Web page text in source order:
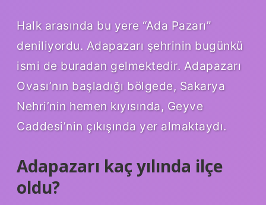
Halk arasında bu yere “Ada Pazarı”
deniliyordu. Adapazarı şehrinin bugünkü
ismi de buradan gelmektedir. Adapazarı
Ovası’nın başladığı bölgede, Sakarya
Nehri’nin hemen kıyısında, Geyve
Caddesi’nin çıkışında yer almaktaydı.
Adapazarı kaç yılında ilçe
oldu?